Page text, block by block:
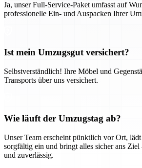
Ja, unser Full-Service-Paket umfasst auf
professionelle Ein- und Auspacken Ihrer
Ist mein Umzugsgut versichert?
Selbstverständlich! Ihre Möbel und
Transports über uns versichert.
Wie läuft der Umzugstag ab?
Unser Team erscheint pünktlich vor Ort,
sorgfältig ein und bringt alles sicher ans
und zuverlässig.